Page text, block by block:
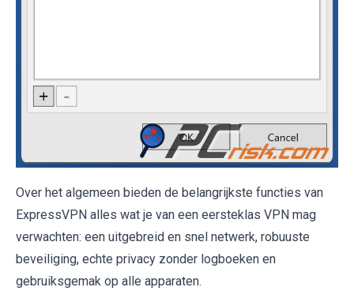
Over het algemeen bieden de belangrijkste functies van
ExpressVPN alles wat je van een eersteklas VPN mag
verwachten: een uitgebreid en snel netwerk, robuuste
beveiliging, echte privacy zonder logboeken en
gebruiksgemak op alle apparaten.